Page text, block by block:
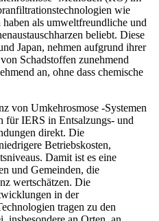
wie
als umweltfreundliche und
beliebt. Diese
Japan, nehmen aufgrund ihrer
Schadstoffen zunehmend
an, ohne dass chemische
von Umkehrosmose -Systemen
für IERS in Entsalzungs- und
direkt. Die
Betriebskosten,
Damit ist es eine
und Gemeinden, die
wertschätzen. Die
in der
tragen zu den